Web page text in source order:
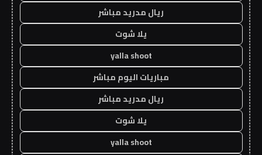
ريال مدريد مباشر
يلا شوت
yalla shoot
مباريات اليوم مباشر
ريال مدريد مباشر
يلا شوت
yalla shoot